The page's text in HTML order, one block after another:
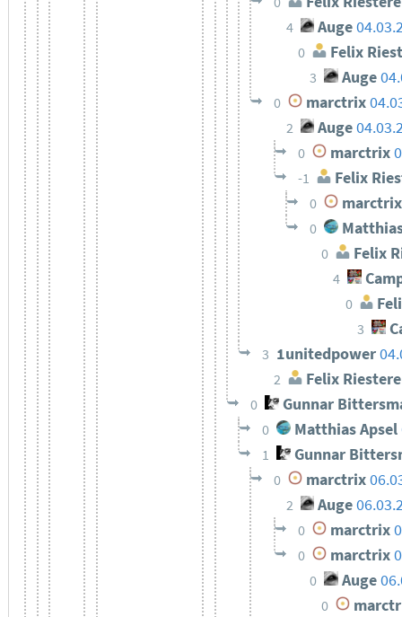
4 Auge
0 Felix
3 Auge
0 marctrix
2 Auge
0 marctrix
-1 Felix
0 marctrix
0
0 Felix
4
0
3
3 1unitedpower
2 Felix
0 Gunnar
0 Matthias Apsel
1 Gunnar
0 marctrix
2 Auge
0 marctrix
0 marctrix
0 Auge
0